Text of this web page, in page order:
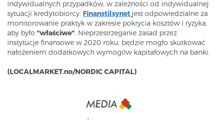
indywidualnych przypadków, w zależności od indywidualnej
sytuacji kredytobiorcy. Finanstilsynet jest odpowiedzialne za
monitorowanie praktyk w zakresie pokrycia kosztów i ryzyka,
aby było "właściwe". Nieprzestrzeganie zasad przez
instytucje finansowe w 2020 roku, będzie mogło skutkować
nałożeniem dodatkowych wymogów kapitałowych na banki.
(LOCALMARKET.no/NORDIC CAPITAL)